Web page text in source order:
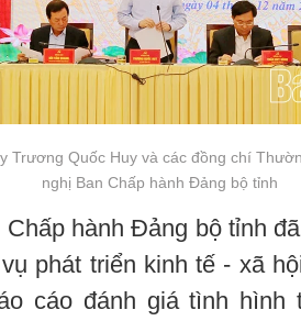
Trương Quốc Huy và các đồng chí
nghị Ban Chấp hành Đảng bộ tỉnh
hành Đảng bộ tỉnh
phát triển kinh tế - xã
cáo đánh giá tình hình